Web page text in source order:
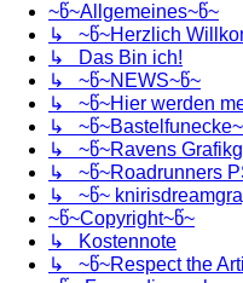
~წ~Allgemeines~წ~
↳ ~წ~Herzlich
↳ Das Bin ich!
↳ ~წ~NEWS~წ~
↳ ~წ~Hier werden
↳
↳ ~წ~Ravens
↳ ~წ~Roadrunners
↳ ~წ~
~წ~Copyright~წ~
↳ Kostennote
↳ ~წ~Respect the